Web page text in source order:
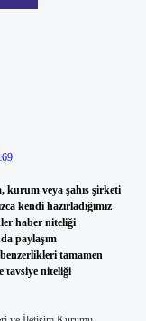
kurum veya şahıs şirketi
kendi hazırladığımız
haber niteliği
paylaşım
tamamen
tavsiye niteliği